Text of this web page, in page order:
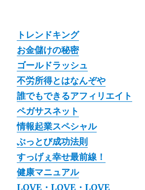
トレンドキング
お金儲けの秘密
ゴールドラッシュ
不労所得とはなんぞや
誰でもできるアフィリエイト
ペガサスネット
情報起業スペシャル
ぶっとび成功法則
すっげぇ幸せ最前線！
健康マニュアル
LOVE・LOVE・LOVE